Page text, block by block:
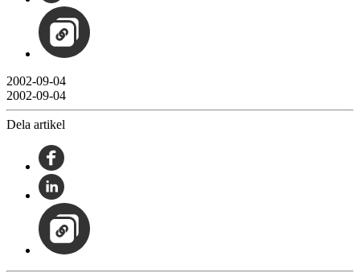
2002-09-04
2002-09-04
Dela artikel